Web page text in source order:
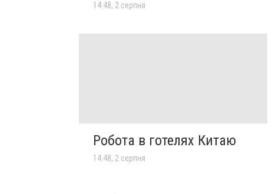
14:48, 2 серпня
Робота в готелях Китаю
14:48, 2 серпня